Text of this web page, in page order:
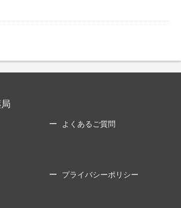
よくあるご質問
プライバシーポリシー